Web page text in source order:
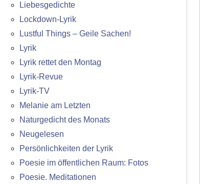
Liebesgedichte
Lockdown-Lyrik
Lustful Things – Geile Sachen!
Lyrik
Lyrik rettet den Montag
Lyrik-Revue
Lyrik-TV
Melanie am Letzten
Naturgedicht des Monats
Neugelesen
Persönlichkeiten der Lyrik
Poesie im öffentlichen Raum: Fotos
Poesie. Meditationen